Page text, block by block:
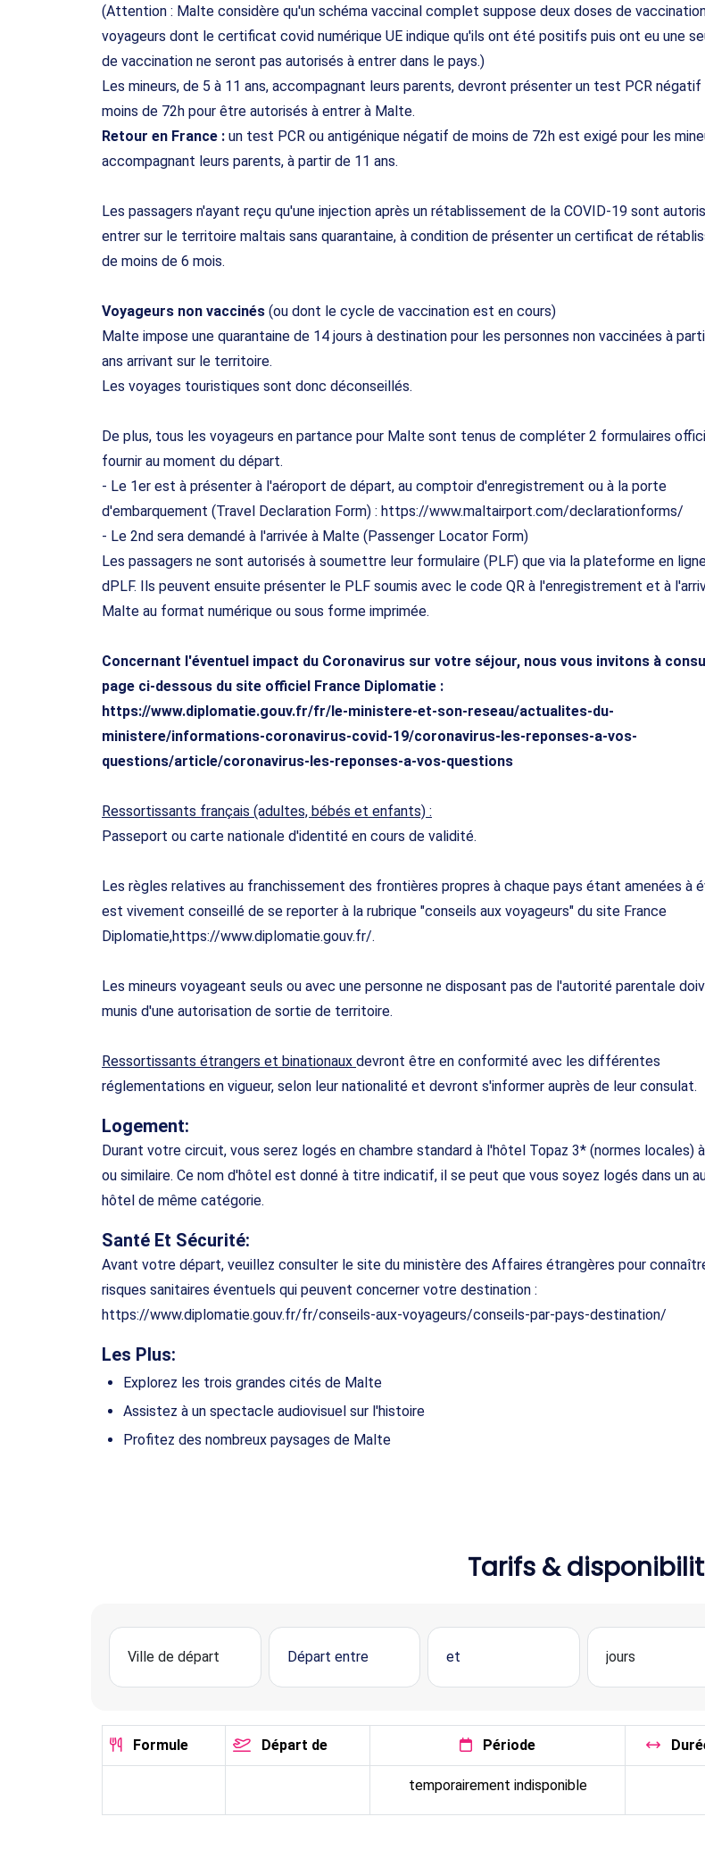
(Attention : Malte considère qu'un schéma vaccinal complet suppose deux doses de
voyageurs dont le certificat covid numérique UE indique qu'ils ont été positifs puis ont eu une
de vaccination ne seront pas autorisés à entrer dans le pays.)
Les mineurs, de 5 à 11 ans, accompagnant leurs parents, devront présenter un test PCR négatif
moins de 72h pour être autorisés à entrer à Malte.
Retour en France : un test PCR ou antigénique négatif de moins de 72h est exigé pour les
accompagnant leurs parents, à partir de 11 ans.
Les passagers n'ayant reçu qu'une injection après un rétablissement de la COVID-19 sont
entrer sur le territoire maltais sans quarantaine, à condition de présenter un certificat de
de moins de 6 mois.
Voyageurs non vaccinés (ou dont le cycle de vaccination est en cours)
Malte impose une quarantaine de 14 jours à destination pour les personnes non vaccinées à
ans arrivant sur le territoire.
Les voyages touristiques sont donc déconseillés.
De plus, tous les voyageurs en partance pour Malte sont tenus de compléter 2 formulaires
fournir au moment du départ.
- Le 1er est à présenter à l'aéroport de départ, au comptoir d'enregistrement ou à la porte
d'embarquement (Travel Declaration Form) : https://www.maltairport.com/declarationforms/
- Le 2nd sera demandé à l'arrivée à Malte (Passenger Locator Form)
Les passagers ne sont autorisés à soumettre leur formulaire (PLF) que via la plateforme en
dPLF. Ils peuvent ensuite présenter le PLF soumis avec le code QR à l'enregistrement et à
Malte au format numérique ou sous forme imprimée.
Concernant l'éventuel impact du Coronavirus sur votre séjour, nous vous invitons à
page ci-dessous du site officiel France Diplomatie :
https://www.diplomatie.gouv.fr/fr/le-ministere-et-son-reseau/actualites-du-
ministere/informations-coronavirus-covid-19/coronavirus-les-reponses-a-vos-
questions/article/coronavirus-les-reponses-a-vos-questions
Ressortissants français (adultes, bébés et enfants) :
Passeport ou carte nationale d'identité en cours de validité.
Les règles relatives au franchissement des frontières propres à chaque pays étant amenées à
est vivement conseillé de se reporter à la rubrique "conseils aux voyageurs" du site France
Diplomatie,https://www.diplomatie.gouv.fr/.
Les mineurs voyageant seuls ou avec une personne ne disposant pas de l'autorité parentale
munis d'une autorisation de sortie de territoire.
Ressortissants étrangers et binationaux devront être en conformité avec les différentes
réglementations en vigueur, selon leur nationalité et devront s'informer auprès de leur consulat.
Logement:
Durant votre circuit, vous serez logés en chambre standard à l'hôtel Topaz 3* (normes locales)
ou similaire. Ce nom d'hôtel est donné à titre indicatif, il se peut que vous soyez logés dans un
hôtel de même catégorie.
Santé Et Sécurité:
Avant votre départ, veuillez consulter le site du ministère des Affaires étrangères pour
risques sanitaires éventuels qui peuvent concerner votre destination :
https://www.diplomatie.gouv.fr/fr/conseils-aux-voyageurs/conseils-par-pays-destination/
Les Plus:
Explorez les trois grandes cités de Malte
Assistez à un spectacle audiovisuel sur l'histoire
Profitez des nombreux paysages de Malte
Tarifs &
Formule Départ de Période
temporairement indisponible